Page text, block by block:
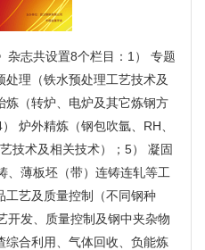
杂志共设置8个栏目：1） 专题
理（铁水预处理工艺技术及
炼（转炉、电炉及其它炼钢方
炉外精炼（钢包吹氩、RH、
技术及相关技术）；5） 凝固
、薄板坯（带）连铸连轧等工
工艺及质量控制（不同钢种
开发、质量控制及钢中夹杂物
综合利用、气体回收、负能炼